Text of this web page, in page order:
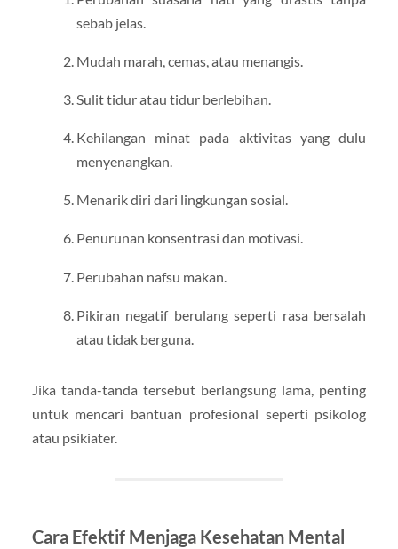
sebab jelas.
Mudah marah, cemas, atau menangis.
Sulit tidur atau tidur berlebihan.
Kehilangan minat pada aktivitas yang dulu
menyenangkan.
Menarik diri dari lingkungan sosial.
Penurunan konsentrasi dan motivasi.
Perubahan nafsu makan.
Pikiran negatif berulang seperti rasa bersalah
atau tidak berguna.
Jika tanda-tanda tersebut berlangsung lama, penting
untuk mencari bantuan profesional seperti psikolog
atau psikiater.
Cara Efektif Menjaga Kesehatan Mental